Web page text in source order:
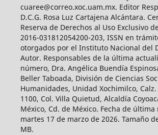
cuaree@correo.xoc.uam.mx. Editor
D.C.G. Rosa Luz Cartajena Alcántara.
Reserva de Derechos al Uso Exclusivo
2016-031812054200-203, ISSN en
otorgados por el Instituto Nacional del
Autor. Responsables de la última
número, Dra. Angélica Buendía
Beller Taboada, División de Ciencias
Humanidades, Unidad Xochimilco,
1100, Col. Villa Quietud, Alcaldía
México, Cd. de México. Fecha de
martes 17 de marzo de 2026. Tamaño
MB.